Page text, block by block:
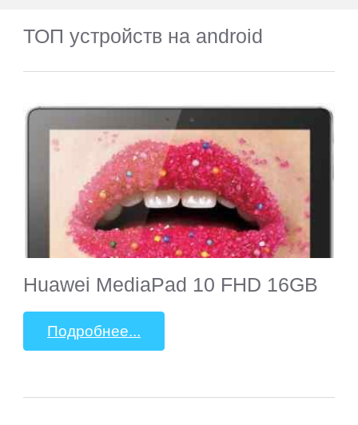
ТОП устройств на android
Huawei MediaPad 10 FHD 16GB
Подробнее...